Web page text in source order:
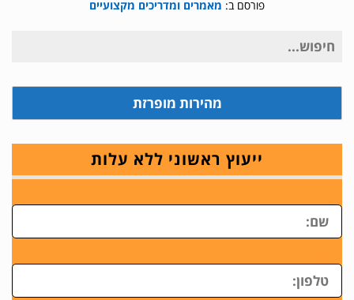
פורסם ב: מאמרים ומדריכים מקצועיים
חיפוש
מהירות מופרזת
ייעוץ ראשוני ללא עלות